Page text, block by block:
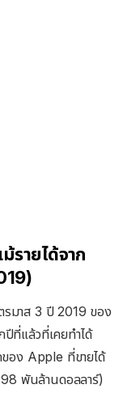
รายได้จาก
รมาส 3 ปี 2019 ของ
ที่แล้วที่เคยทำได้
อง Apple ที่ขายได้
พันล้านดอลลาร์)